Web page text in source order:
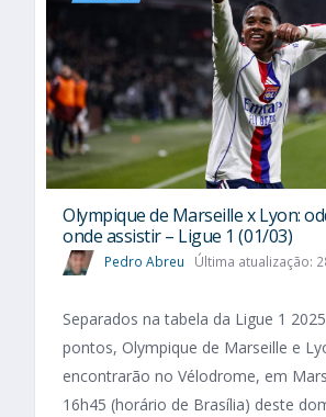
Olympique de Marseille x Lyon:
onde assistir – Ligue 1 (01/03)
Pedro Abreu Última atualização:
Separados na tabela da Ligue 1
pontos, Olympique de Marseille e
encontrarão no Vélodrome, em
16h45 (horário de Brasília) deste